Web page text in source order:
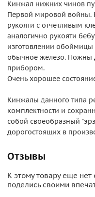
Кинжал нижних чинов
Первой мировой войны.
рукояти с отчетливым
аналогично рукояти
изготовлении обоймицы
обычное железо. Ножны
прибором.
Очень хорошее
Кинжалы данного типа
комплектности и
собой своеобразный
дорогостоящих в
Отзывы
К этому товару еще нет
поделись своими